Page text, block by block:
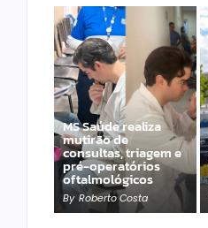
MS Saúde realiza
mutirão de
consultas, triagem e
pré-operatórios
oftalmológicos
By Roberto Costa
PRF apreende 20
pistolas e 40
carregadores na BR-
060
By Roberto Costa